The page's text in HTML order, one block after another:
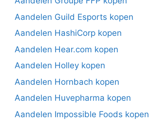
Aandelen Guild Esports kopen
Aandelen HashiCorp kopen
Aandelen Hear.com kopen
Aandelen Holley kopen
Aandelen Hornbach kopen
Aandelen Huvepharma kopen
Aandelen Impossible Foods kopen